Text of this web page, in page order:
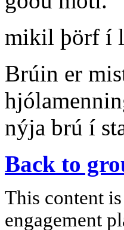
mikil þörf í
Brúin er
nýja brú í
Back to
This content
engagement